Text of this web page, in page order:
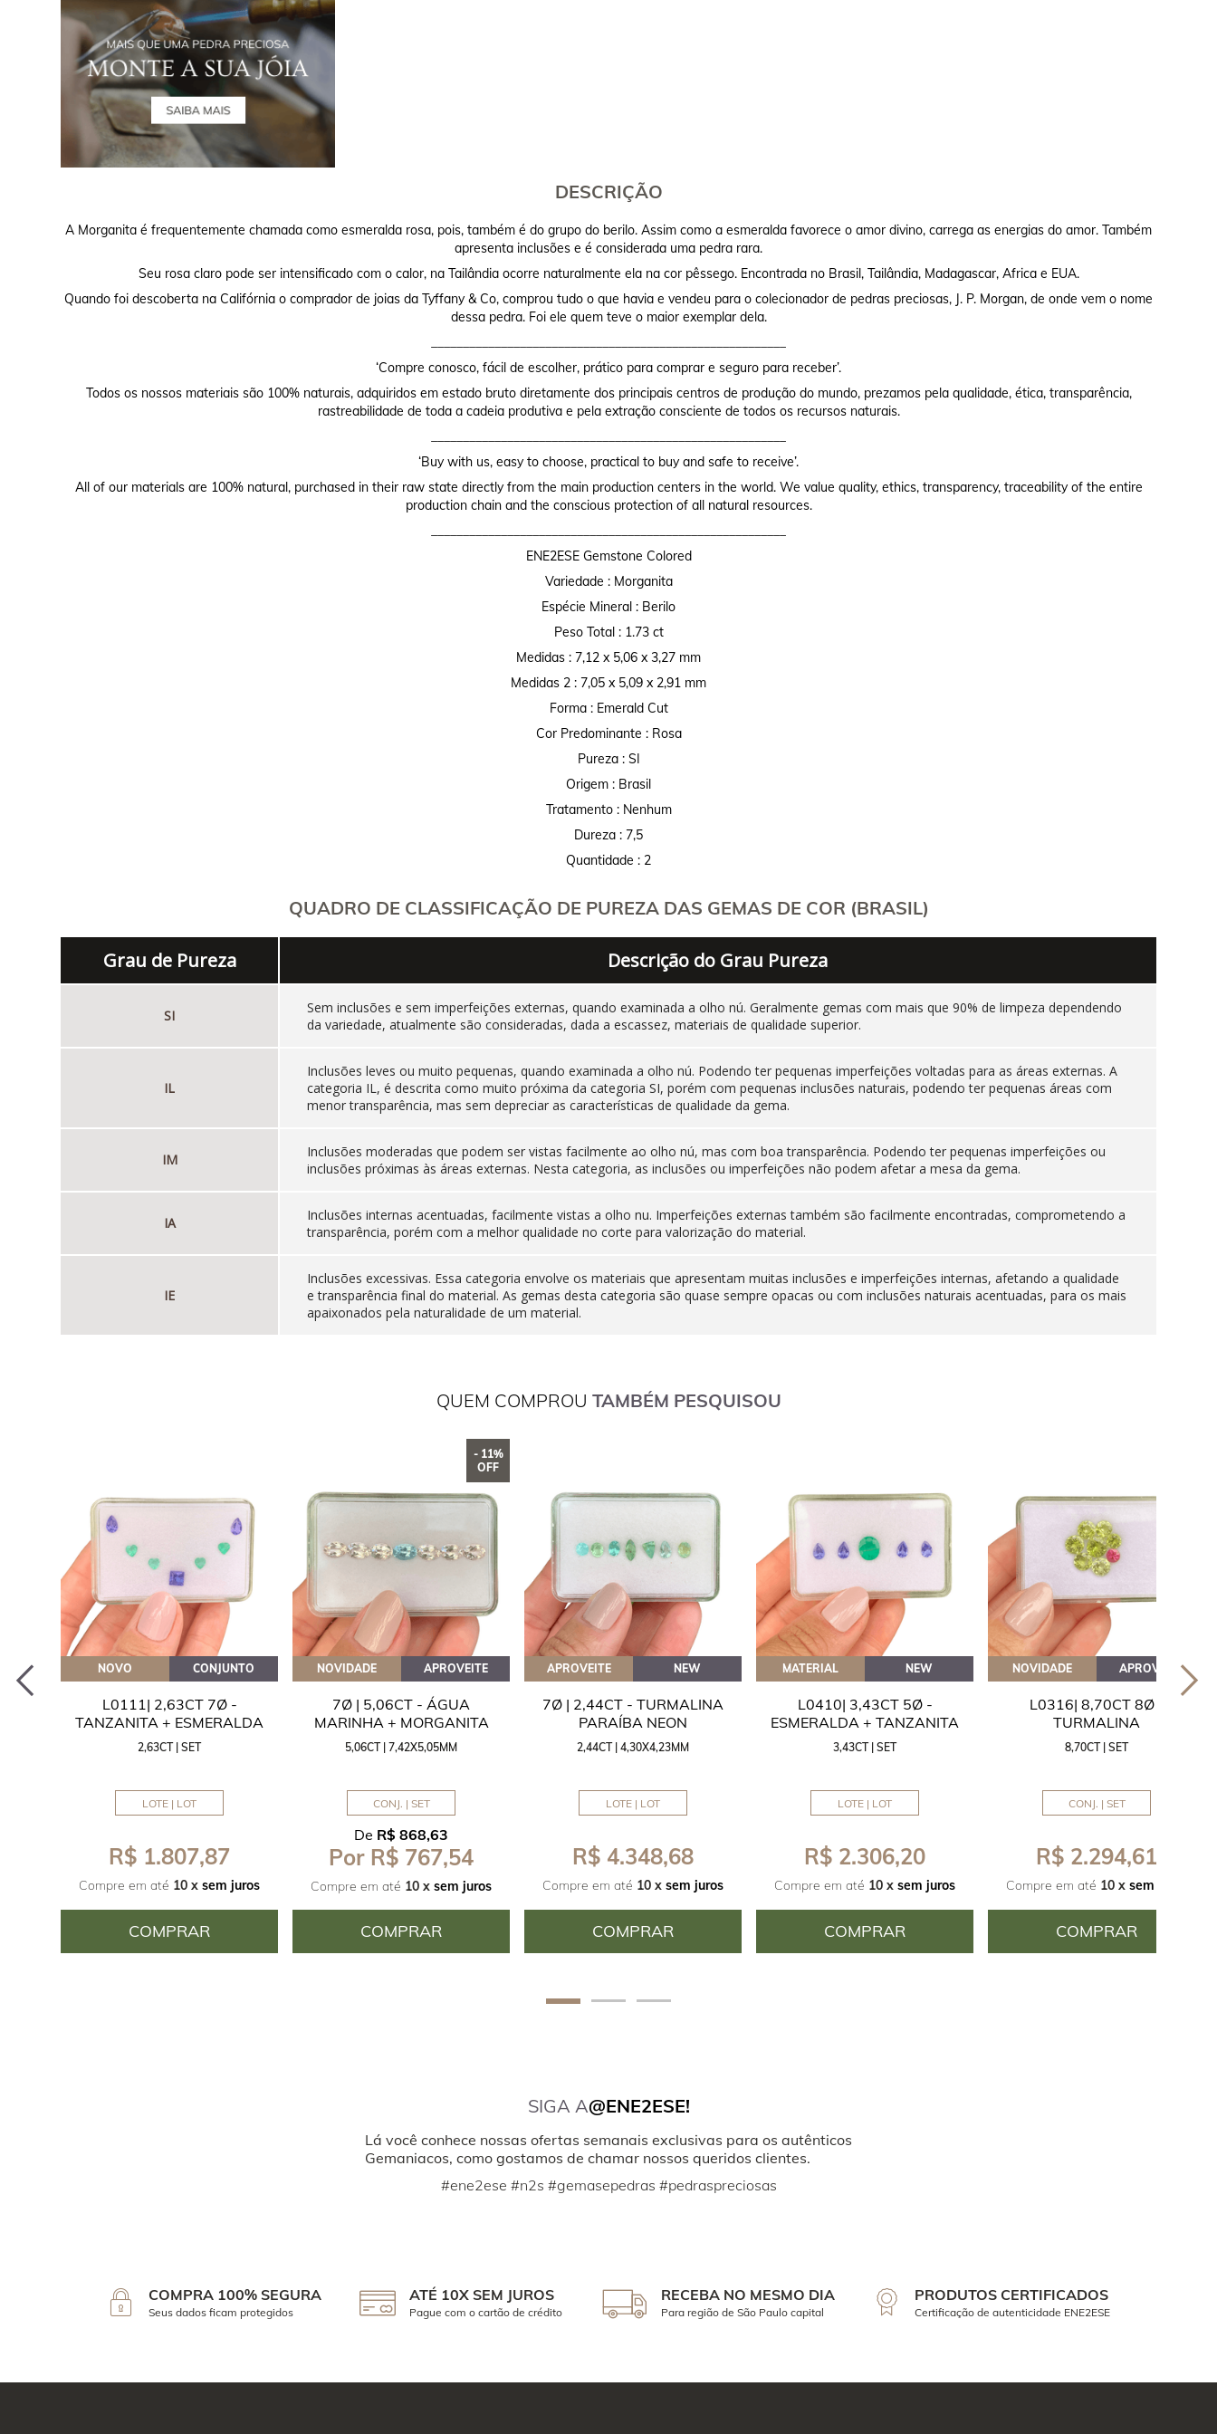
DESCRIÇÃO
A Morganita é frequentemente chamada como esmeralda rosa, pois, também é do grupo do berilo. Assim como a esmeralda favorece o amor divino, carrega as energias do amor. Também
apresenta inclusões e é considerada uma pedra rara.
Seu rosa claro pode ser intensificado com o calor, na Tailândia ocorre naturalmente ela na cor pêssego. Encontrada no Brasil, Tailândia, Madagascar, Africa e EUA.
Quando foi descoberta na Califórnia o comprador de joias da Tyffany & Co, comprou tudo o que havia e vendeu para o colecionador de pedras preciosas, J. P. Morgan, de onde vem o nome
dessa pedra. Foi ele quem teve o maior exemplar dela.
‘Compre conosco, fácil de escolher, prático para comprar e seguro para receber’.
Todos os nossos materiais são 100% naturais, adquiridos em estado bruto diretamente dos principais centros de produção do mundo, prezamos pela qualidade, ética, transparência,
rastreabilidade de toda a cadeia produtiva e pela extração consciente de todos os recursos naturais.
‘Buy with us, easy to choose, practical to buy and safe to receive’.
All of our materials are 100% natural, purchased in their raw state directly from the main production centers in the world. We value quality, ethics, transparency, traceability of the entire
production chain and the conscious protection of all natural resources.
ENE2ESE Gemstone Colored
Variedade : Morganita
Espécie Mineral : Berilo
Peso Total : 1.73 ct
Medidas : 7,12 x 5,06 x 3,27 mm
Medidas 2 : 7,05 x 5,09 x 2,91 mm
Forma : Emerald Cut
Cor Predominante : Rosa
Pureza : SI
Origem : Brasil
Tratamento : Nenhum
Dureza : 7,5
Quantidade : 2
QUADRO DE CLASSIFICAÇÃO DE PUREZA DAS GEMAS DE COR (BRASIL)
Grau de Pureza Descrição do Grau Pureza
SI
Sem inclusões e sem imperfeições externas, quando examinada a olho nú. Geralmente gemas com mais que 90% de limpeza dependendo
da variedade, atualmente são consideradas, dada a escassez, materiais de qualidade superior.
IL
Inclusões leves ou muito pequenas, quando examinada a olho nú. Podendo ter pequenas imperfeições voltadas para as áreas externas. A
categoria IL, é descrita como muito próxima da categoria SI, porém com pequenas inclusões naturais, podendo ter pequenas áreas com
menor transparência, mas sem depreciar as características de qualidade da gema.
IM
Inclusões moderadas que podem ser vistas facilmente ao olho nú, mas com boa transparência. Podendo ter pequenas imperfeições ou
inclusões próximas às áreas externas. Nesta categoria, as inclusões ou imperfeições não podem afetar a mesa da gema.
IA
Inclusões internas acentuadas, facilmente vistas a olho nu. Imperfeições externas também são facilmente encontradas, comprometendo a
transparência, porém com a melhor qualidade no corte para valorização do material.
IE
Inclusões excessivas. Essa categoria envolve os materiais que apresentam muitas inclusões e imperfeições internas, afetando a qualidade
e transparência final do material. As gemas desta categoria são quase sempre opacas ou com inclusões naturais acentuadas, para os mais
apaixonados pela naturalidade de um material.
QUEM COMPROU TAMBÉM PESQUISOU
NOVO CONJUNTO
L0111| 2,63CT 7Ø -
TANZANITA + ESMERALDA
2,63CT | SET
LOTE | LOT
R$ 1.807,87
Compre em até 10 x sem juros
COMPRAR
- 11%
OFF
NOVIDADE APROVEITE
7Ø | 5,06CT - ÁGUA
MARINHA + MORGANITA
5,06CT | 7,42X5,05MM
CONJ. | SET
De R$ 868,63
Por R$ 767,54
Compre em até 10 x sem juros
COMPRAR
APROVEITE NEW
7Ø | 2,44CT - TURMALINA
PARAÍBA NEON
2,44CT | 4,30X4,23MM
LOTE | LOT
R$ 4.348,68
Compre em até 10 x sem juros
COMPRAR
MATERIAL NEW
L0410| 3,43CT 5Ø -
ESMERALDA + TANZANITA
3,43CT | SET
LOTE | LOT
R$ 2.306,20
Compre em até 10 x sem juros
COMPRAR
NOVIDADE APROVEITE
L0316| 8,70CT 8Ø -
TURMALINA
8,70CT | SET
CONJ. | SET
R$ 2.294,61
Compre em até 10 x sem juros
COMPRAR
SIGA A@ENE2ESE!
Lá você conhece nossas ofertas semanais exclusivas para os autênticos
Gemaniacos, como gostamos de chamar nossos queridos clientes.
#ene2ese #n2s #gemasepedras #pedraspreciosas
COMPRA 100% SEGURA
Seus dados ficam protegidos
ATÉ 10X SEM JUROS
Pague com o cartão de crédito
RECEBA NO MESMO DIA
Para região de São Paulo capital
PRODUTOS CERTIFICADOS
Certificação de autenticidade ENE2ESE